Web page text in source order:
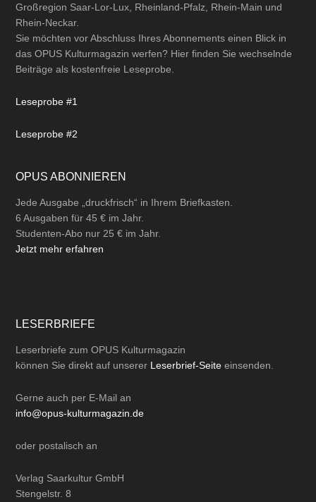
Großregion Saar-Lor-Lux, Rheinland-Pfalz, Rhein-Main und
Rhein-Neckar.
Sie möchten vor Abschluss Ihres Abonnements einen Blick in
das OPUS Kulturmagazin werfen? Hier finden Sie wechselnde
Beiträge als kostenfreie Leseprobe.
Leseprobe #1
Leseprobe #2
OPUS ABONNIEREN
Jede Ausgabe „druckfrisch“ in Ihrem Briefkasten.
6 Ausgaben für 45 € im Jahr.
Studenten-Abo nur 25 € im Jahr.
Jetzt mehr erfahren
LESERBRIEFE
Leserbriefe zum OPUS Kulturmagazin
können Sie direkt auf unserer Leserbrief-Seite einsenden.
Gerne auch per E-Mail an
info@opus-kulturmagazin.de
oder postalisch an
Verlag Saarkultur GmbH
Stengelstr. 8